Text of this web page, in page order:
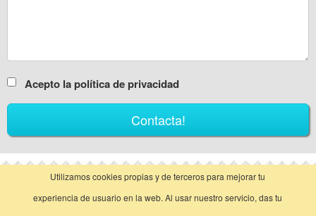
Acepto la política de privacidad
Llamar Contactar
Utilizamos cookies propias y de terceros para mejorar tu
experiencia de usuario en la web. Al usar nuestro servicio, das tu
vista clásica